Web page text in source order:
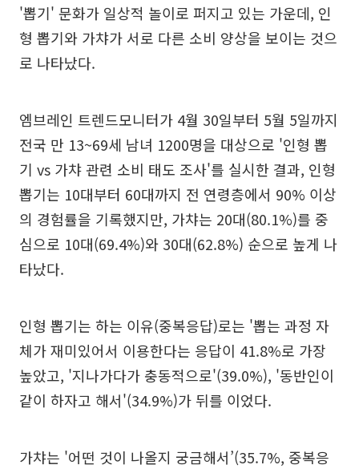
'뽑기' 문화가 일상적 놀이로 퍼지고 있는 가운데, 인
형 뽑기와 가챠가 서로 다른 소비 양상을 보이는 것으
로 나타났다.
엠브레인 트렌드모니터가 4월 30일부터 5월 5일까지
전국 만 13~69세 남녀 1200명을 대상으로 '인형 뽑
기 vs 가챠 관련 소비 태도 조사'를 실시한 결과, 인형
뽑기는 10대부터 60대까지 전 연령층에서 90% 이상
의 경험률을 기록했지만, 가챠는 20대(80.1%)를 중
심으로 10대(69.4%)와 30대(62.8%) 순으로 높게 나
타났다.
인형 뽑기는 하는 이유(중복응답)로는 '뽑는 과정 자
체가 재미있어서 이용한다는 응답이 41.8%로 가장
높았고, '지나가다가 충동적으로'(39.0%), '동반인이
같이 하자고 해서'(34.9%)가 뒤를 이었다.
가챠는 '어떤 것이 나올지 궁금해서’(35.7%, 중복응